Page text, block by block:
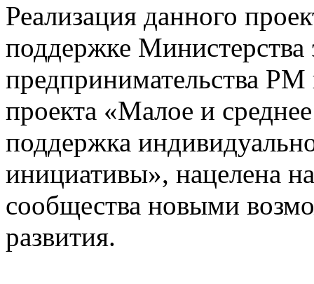
Реализация данного
поддержке Министерства
предпринимательства
проекта «Малое и
поддержка
инициативы», нацелена
сообщества новыми
развития.